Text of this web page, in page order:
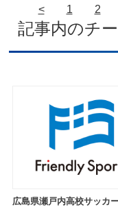
< 1 2
記事内のチ
広島県瀬戸内高校サッカ